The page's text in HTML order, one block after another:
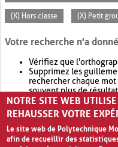
(X) Hors classe (X) Petit
Votre recherche n'a
Vérifiez que
Supprimez les
rechercher chaque mot
souvent plus de
Envisagez d'élargir
retournera souvent
NOTRE SITE WEB
REHAUSSER VOTRE
Le site web de Polytechnique
afin de recueillir des